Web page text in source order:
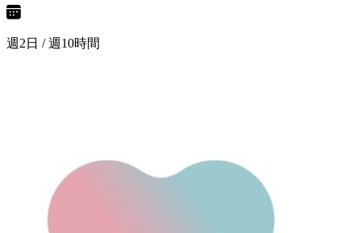
週2日 / 週10時間